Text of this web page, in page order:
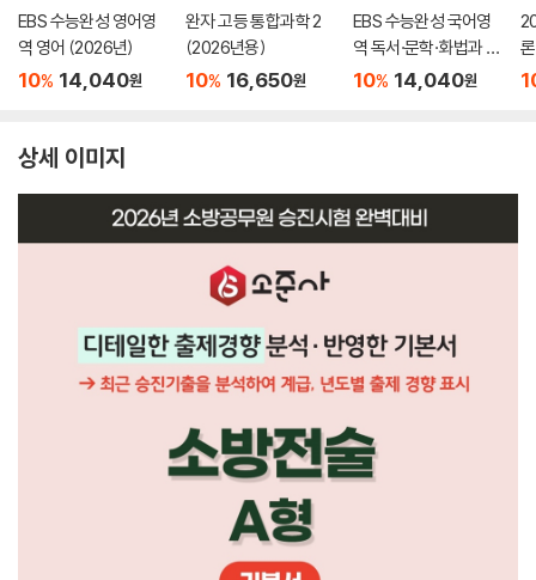
EBS 수능완성 영어영
역 영어 (2026년)
10% 14,040원
완자 고등 통합과학 2
(2026년용)
10% 16,650원
EBS 수능완성 국어영
역 독서·문학·화법과 작
문 (2026년)
10% 14,040원
(
상세 이미지